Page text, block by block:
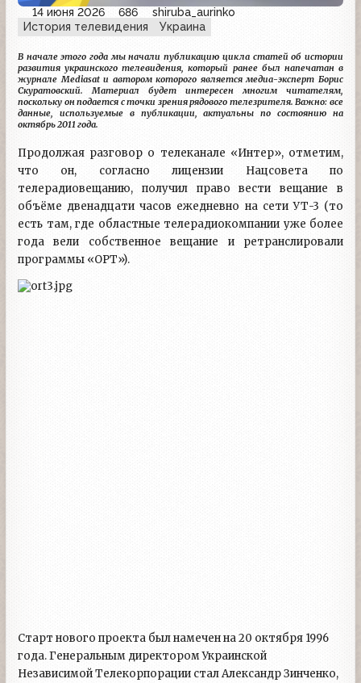
14 июня 2026 686
shiruba_aurinko
История телевидения
Украина
В начале этого года мы начали публикацию цикла статей об истории
развития украинского телевидения, который ранее был напечатан в
журнале Mediasat и автором которого является медиа-эксперт Борис
Скуратовский. Материал будет интересен многим читателям,
поскольку он подается с точки зрения рядового телезрителя. Важно: все
данные, используемые в публикации, актуальны по состоянию на
октябрь 2011 года.
Продолжая разговор о телеканале «Интер», отметим,
что он, согласно лицензии Нацсовета по
телерадиовещанию, получил право вести вещание в
объёме двенадцати часов ежедневно на сети УТ-3 (то
есть там, где областные телерадиокомпании уже более
года вели собственное вещание и ретранслировали
программы «ОРТ»).
Старт нового проекта был намечен на 20 октября 1996
года. Генеральным директором Украинской
Независимой Телекорпорации стал Александр Зинченко,